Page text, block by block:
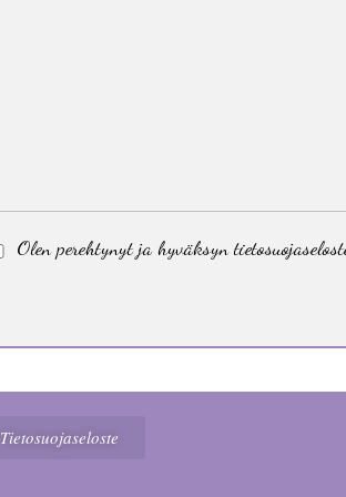
Olen perehtynyt ja hyväksyn
Tietosuojaseloste